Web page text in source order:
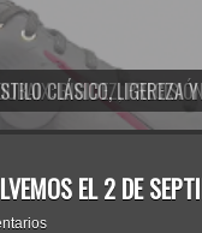
EL 2 DE